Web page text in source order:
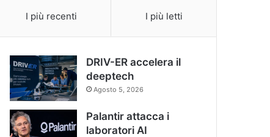
I più recenti I più letti
DRIV-ER accelera il
deeptech
Agosto 5, 2026
Palantir attacca i
laboratori AI